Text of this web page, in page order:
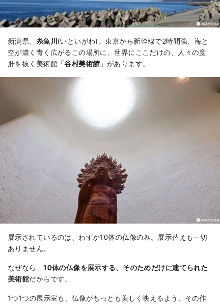
新潟県、 糸魚川 (いといがわ)。東京から新幹線で2時間強、海と
空が濃く青く広がるこの場所に、世界にここだけの、人々の度
肝を抜く美術館「谷村美術館 」があります。
展示されているのは、わずか10体の仏像のみ。展示替えも一切
ありません。
なぜなら、10体の仏像を展示する、そのためだけに建てられた
美術館だからです。
1つ1つの展示室も、仏像がもっとも美しく映えるよう、その作